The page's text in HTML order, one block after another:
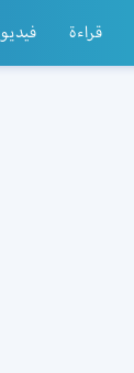
قراءة فيديو